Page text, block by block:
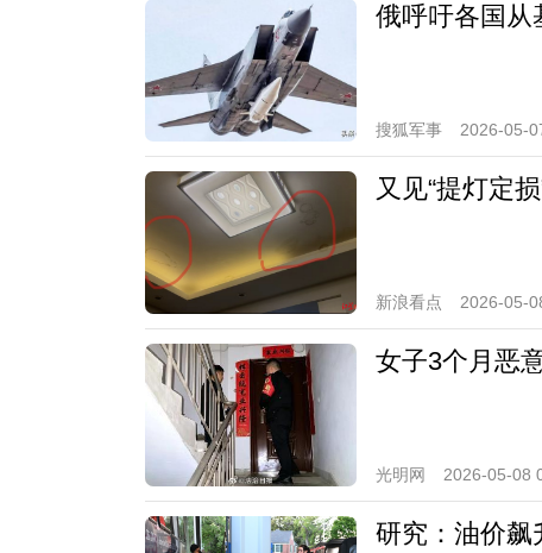
俄呼吁各国从
搜狐军事 2026-05-
又见“提灯定
新浪看点 2026-05-
女子3个月恶
光明网 2026-05-08
研究：油价飙